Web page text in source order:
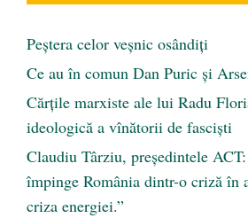
Peştera celor veşnic osândiţi
Ce au în comun Dan Puric şi
Cărţile marxiste ale lui Radu
ideologică a vînătorii de fascişti
Claudiu Târziu, președintele
împinge România dintr-o criză în
criza energiei.”